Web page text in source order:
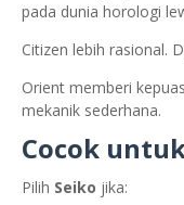
pada dunia horologi
Citizen lebih rasional.
Orient memberi
mekanik sederhana.
Cocok
Pilih Seiko jika: